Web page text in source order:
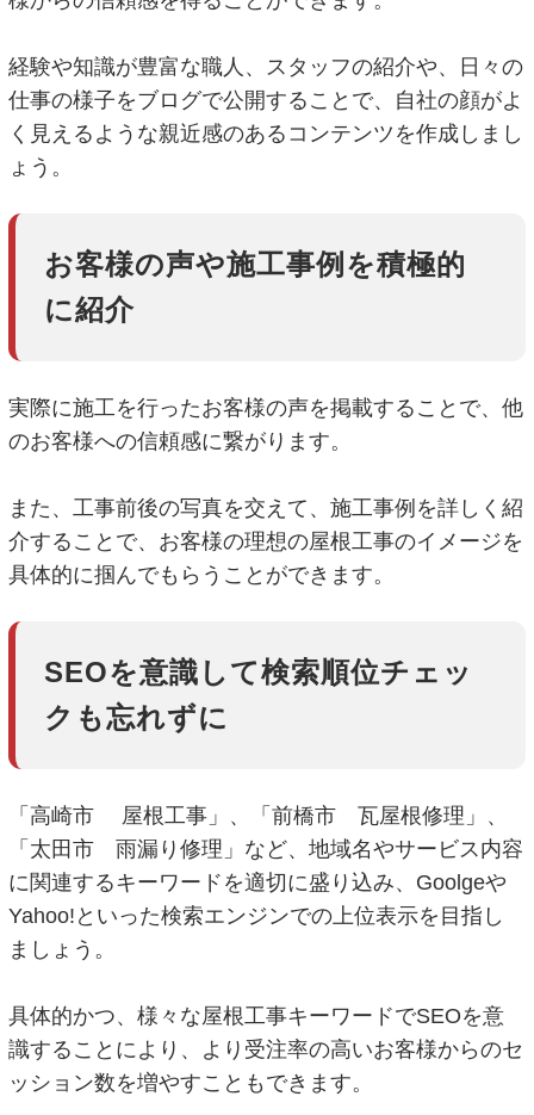
経験や知識が豊富な職人、スタッフの紹介や、日々の
仕事の様子をブログで公開することで、自社の顔がよ
く見えるような親近感のあるコンテンツを作成しまし
ょう。
お客様の声や施工事例を積極的
に紹介
実際に施工を行ったお客様の声を掲載することで、他
のお客様への信頼感に繋がります。
また、工事前後の写真を交えて、施工事例を詳しく紹
介することで、お客様の理想の屋根工事のイメージを
具体的に掴んでもらうことができます。
SEOを意識して検索順位チェッ
クも忘れずに
「高崎市 屋根工事」、「前橋市 瓦屋根修理」、
「太田市 雨漏り修理」など、地域名やサービス内容
に関連するキーワードを適切に盛り込み、Goolgeや
Yahoo!といった検索エンジンでの上位表示を目指し
ましょう。
具体的かつ、様々な屋根工事キーワードでSEOを意
識することにより、より受注率の高いお客様からのセ
ッション数を増やすこともできます。